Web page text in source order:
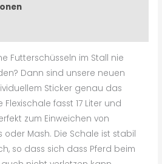
Futterschüsseln im Stall nie
Dann sind unsere neuen
Sticker genau das
fasst 17 Liter und
zum Einweichen von
Mash. Die Schale ist stabil
so dass sich dass Pferd beim